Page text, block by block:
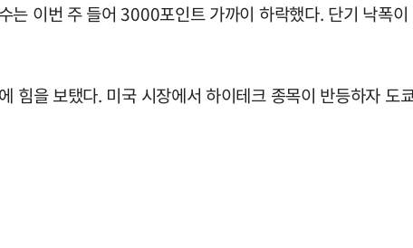
는 이번 주 들어 3000포인트 가까이 하락했다. 단기 낙폭
힘을 보탰다. 미국 시장에서 하이테크 종목이 반등하자